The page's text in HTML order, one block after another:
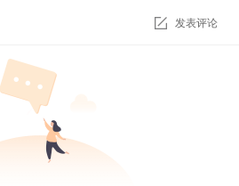
借款人或用户，构成了具有有机
可以近乎实时地合理准确地跟踪
洞察稳定币面临的流动性需求和
以通过开源的通用工具来实现，
协议的分析和治理。
发表评论